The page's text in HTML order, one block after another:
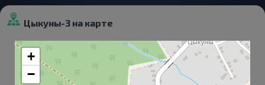
Цыкуны-3 на карте
+
−